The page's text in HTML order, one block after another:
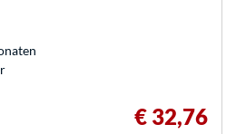
€ 32,76